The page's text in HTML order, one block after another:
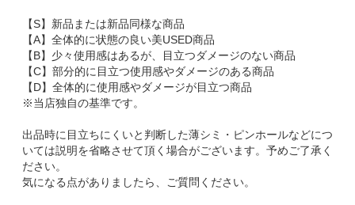
【S】新品または新品同様な商品
【A】全体的に状態の良い美USED商品
【B】少々使用感はあるが、目立つダメージのない商品
【C】部分的に目立つ使用感やダメージのある商品
【D】全体的に使用感やダメージが目立つ商品
※当店独自の基準です。
出品時に目立ちにくいと判断した薄シミ・ピンホールなどにつ
いては説明を省略させて頂く場合がございます。予めご了承く
ださい。
気になる点がありましたら、ご質問ください。